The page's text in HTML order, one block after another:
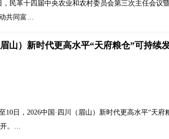
，民革十四届中央农业和农村委员会第三次主任会议
共同富…
山）新时代更高水平“天府粮仓”可持续
10日，2026中国·四川（眉山）新时代更高水平“天府
开。…